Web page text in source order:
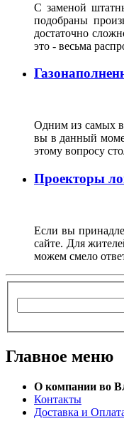
С заменой
подобраны
достаточно
это - весьма
Одним из самых
вы в данный
этому вопросу
Проекторы
Если вы
сайте. Для
можем смело
Главное меню
О компании во
Контакты
Доставка и